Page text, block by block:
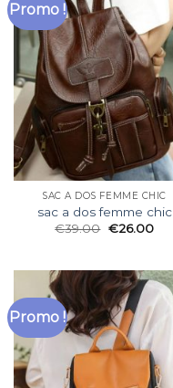
Promo !
SAC A DOS FEMME CHIC
sac a dos femme chic
€39.00 €26.00
Promo !